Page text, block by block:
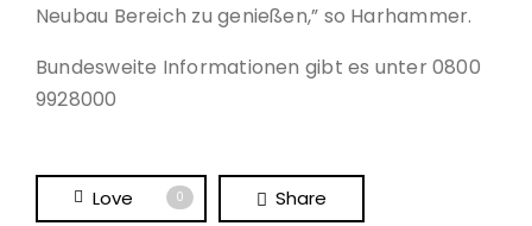
Neubau Bereich zu genießen,” so Harhammer.
Bundesweite Informationen gibt es unter 0800
9928000
Love 0 Share